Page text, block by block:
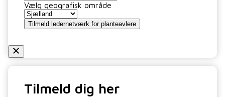
Vælg geografisk område
Tilmeld ledernetværk for planteavlere
Tilmeld dig her